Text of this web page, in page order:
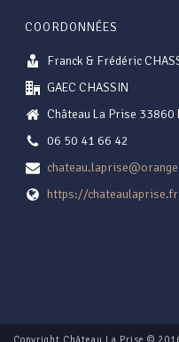
COORDONNÉES
Franck & Frédéric
GAEC CHASSIN
Château La Prise 33860
06 50 41 66 42
https://chateaulaprise.fr